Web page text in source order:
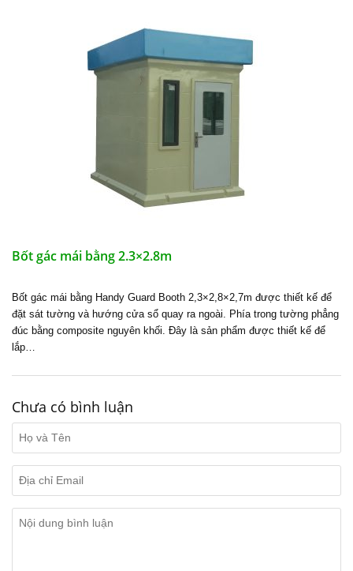
Bốt gác mái bằng 2.3×2.8m
Bốt gác mái bằng Handy Guard Booth 2,3×2,8×2,7m được thiết kế để
đặt sát tường và hướng cửa sổ quay ra ngoài. Phía trong tường phẳng
đúc bằng composite nguyên khối. Đây là sản phẩm được thiết kế để
lắp…
Chưa có bình luận